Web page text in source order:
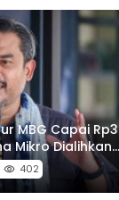
MBG Capai Rp3
Mikro Dialihkan
402